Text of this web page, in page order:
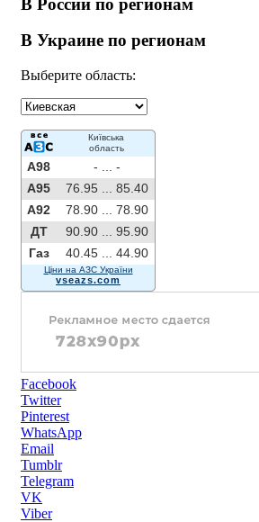
В Украине по регионам
Выберите область:
Київська
область
A98 - ...
-
A95
76.95 ...
85.40
A92
78.90 ...
78.90
ДТ
90.90 ...
95.90
Газ
40.45 ... 44.90
Ціни на АЗС України
vseazs.com
Facebook
Twitter
Pinterest
WhatsApp
Email
Tumblr
Telegram
VK
Viber